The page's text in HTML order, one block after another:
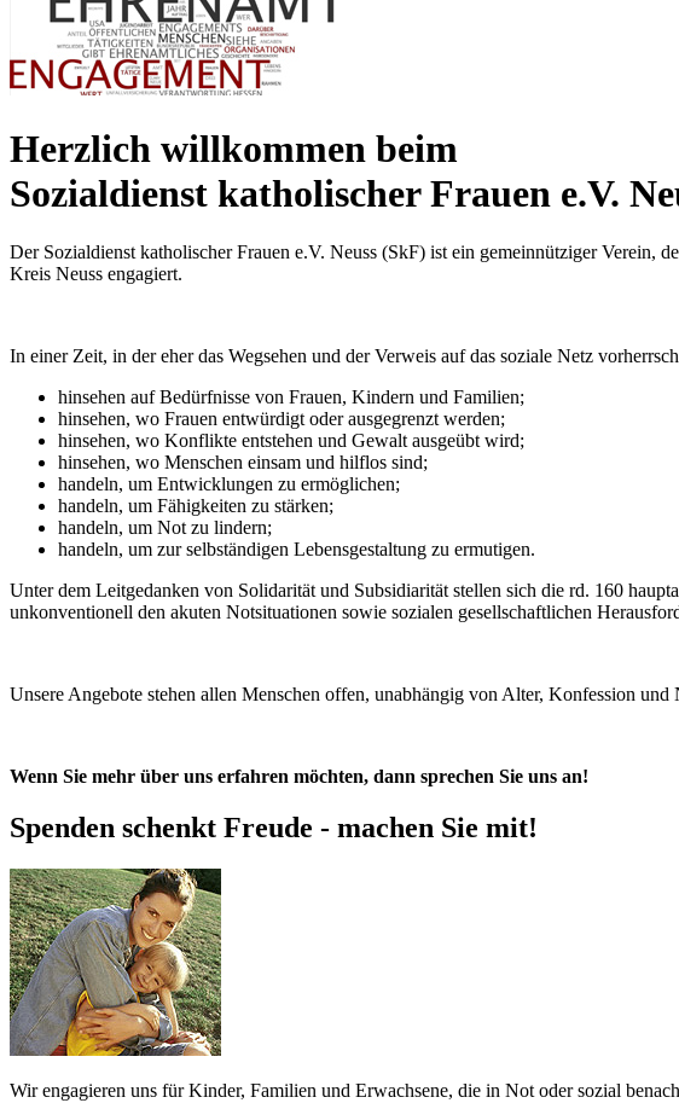
Herzlich willkommen beim
Sozialdienst katholischer Frauen e.V.
Der Sozialdienst katholischer Frauen e.V. Neuss (SkF) ist ein gemeinnütziger
Kreis Neuss engagiert.
In einer Zeit, in der eher das Wegsehen und der Verweis auf das soziale Netz
hinsehen auf Bedürfnisse von Frauen, Kindern und Familien;
hinsehen, wo Frauen entwürdigt oder ausgegrenzt werden;
hinsehen, wo Konflikte entstehen und Gewalt ausgeübt wird;
hinsehen, wo Menschen einsam und hilflos sind;
handeln, um Entwicklungen zu ermöglichen;
handeln, um Fähigkeiten zu stärken;
handeln, um Not zu lindern;
handeln, um zur selbständigen Lebensgestaltung zu ermutigen.
Unter dem Leitgedanken von Solidarität und Subsidiarität stellen sich die rd. 160
unkonventionell den akuten Notsituationen sowie sozialen gesellschaftlichen
Unsere Angebote stehen allen Menschen offen, unabhängig von Alter, Konfession und
Wenn Sie mehr über uns erfahren möchten, dann sprechen Sie uns an!
Spenden schenkt Freude - machen Sie mit!
Wir engagieren uns für Kinder, Familien und Erwachsene, die in Not oder sozial